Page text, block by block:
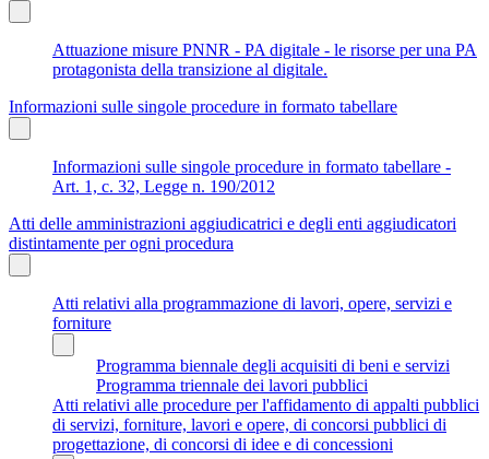
Attuazione misure PNNR - PA digitale - le risorse per una PA
protagonista della transizione al digitale.
Informazioni sulle singole procedure in formato tabellare
Informazioni sulle singole procedure in formato tabellare -
Art. 1, c. 32, Legge n. 190/2012
Atti delle amministrazioni aggiudicatrici e degli enti aggiudicatori
distintamente per ogni procedura
Atti relativi alla programmazione di lavori, opere, servizi e
forniture
Programma biennale degli acquisiti di beni e servizi
Programma triennale dei lavori pubblici
Atti relativi alle procedure per l'affidamento di appalti pubblici
di servizi, forniture, lavori e opere, di concorsi pubblici di
progettazione, di concorsi di idee e di concessioni